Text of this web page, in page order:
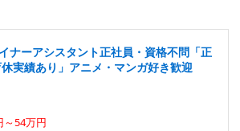
ナーアシスタント正社員・資格不問「正
実績あり」アニメ・マンガ好き歓迎
～54万円